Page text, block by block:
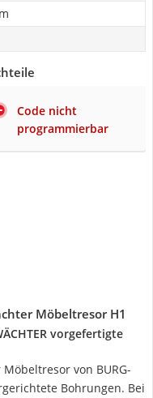
Code nicht
programmierbar
Möbeltresor H1
vorgefertigte
von BURG-
Bohrungen. Bei